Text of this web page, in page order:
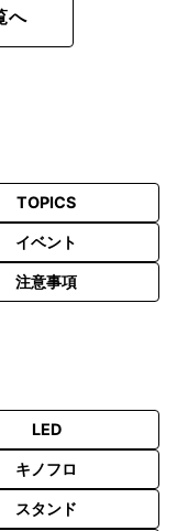
へ
TOPICS
イベント
注意事項
LED
キノフロ
スタンド